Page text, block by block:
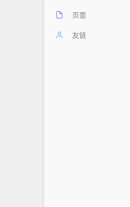
页面
每日60秒，阅读天下事
友链